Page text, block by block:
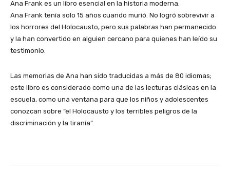
Ana Frank es un libro esencial en la historia moderna.
Ana Frank tenía solo 15 años cuando murió. No logró sobrevivir a
los horrores del Holocausto, pero sus palabras han permanecido
y la han convertido en alguien cercano para quienes han leído su
testimonio.
Las memorias de Ana han sido traducidas a más de 80 idiomas;
este libro es considerado como una de las lecturas clásicas en la
escuela, como una ventana para que los niños y adolescentes
conozcan sobre “el Holocausto y los terribles peligros de la
discriminación y la tiranía”.